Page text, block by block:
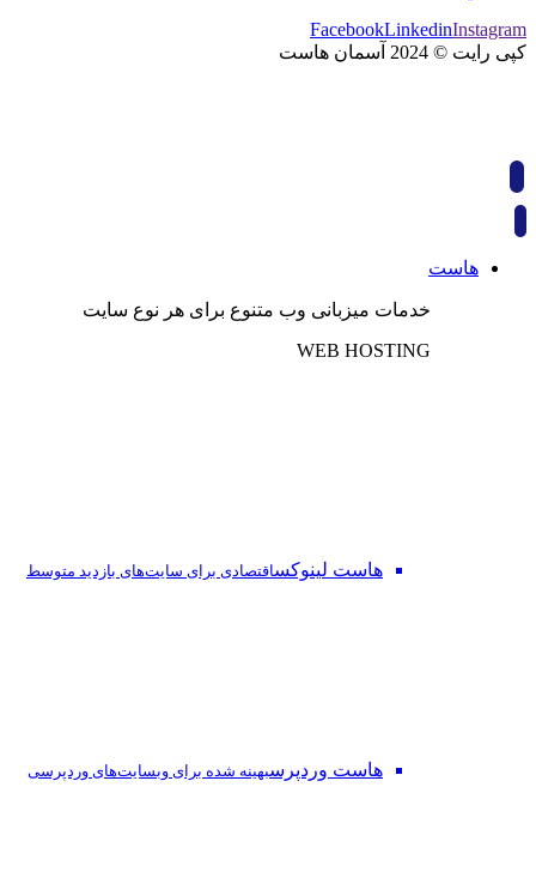
FacebookLinkedinInstagram
کپی رایت © 2024 آسمان هاست
هاست
خدمات میزبانی وب متنوع برای هر نوع سایت
WEB HOSTING
هاست لینوکساقتصادی برای سایت‌های بازدید متوسط
هاست وردپرسبهینه شده برای وبسایت‌های وردپرسی